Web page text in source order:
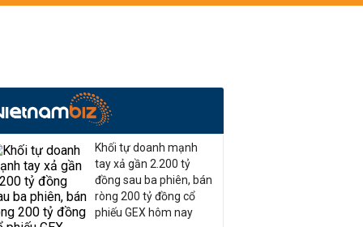
Khối tự doanh mạnh
tay xả gần 2.200 tỷ
đồng sau ba phiên, bán
ròng 200 tỷ đồng cổ
phiếu GEX hôm nay